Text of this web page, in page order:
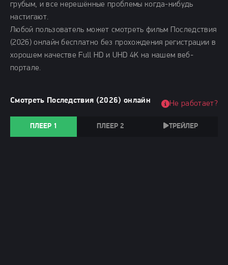
грубым, и все нерешённые проблемы когда-нибудь
настигают.
Любой пользователь может смотреть фильм Последствия
(2026) онлайн бесплатно без прохождения регистрации в
хорошем качестве Full HD и UHD 4K на нашем веб-
портале.
Смотреть Последствия (2026) онлайн
ПЛЕЕР 1 ПЛЕЕР 2 ТРЕЙЛЕР
Не работает?